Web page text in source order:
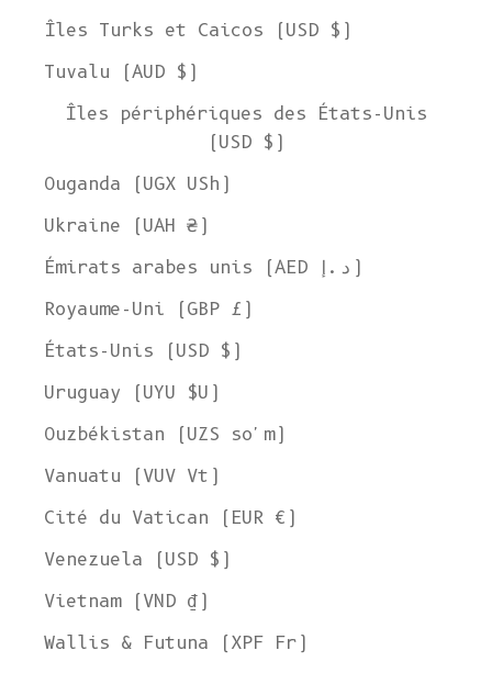
Îles Turks et Caicos (USD $)
Tuvalu (AUD $)
Îles périphériques des États-Unis
(USD $)
Ouganda (UGX USh)
Ukraine (UAH ₴)
Émirats arabes unis (AED د.إ)
Royaume-Uni (GBP £)
États-Unis (USD $)
Uruguay (UYU $U)
Ouzbékistan (UZS so'm)
Vanuatu (VUV Vt)
Cité du Vatican (EUR €)
Venezuela (USD $)
Vietnam (VND ₫)
Wallis & Futuna (XPF Fr)